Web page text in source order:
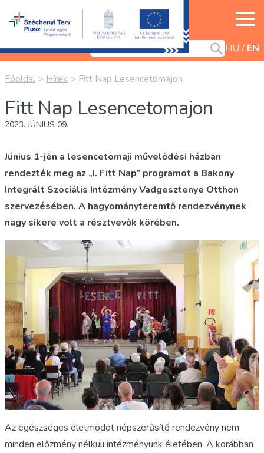
HU EN
Főoldal > Hírek > Fitt Nap Lesencetomajon
Fitt Nap Lesencetomajon
2023. JÚNIUS 09.
Június 1-jén a lesencetomaji művelődési házban
rendezték meg az „I. Fitt Nap” programot a Bakony
Integrált Szociális Intézmény Vadgesztenye Otthon
szervezésében. A hagyományteremtő rendezvénynek
nagy sikere volt a résztvevők körében.
Az egészséges életmódot népszerűsítő rendezvény nem
minden előzmény nélküli intézményünk életében. A korábban